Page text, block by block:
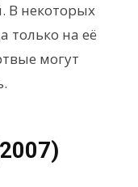
В некоторых
только на её
могут